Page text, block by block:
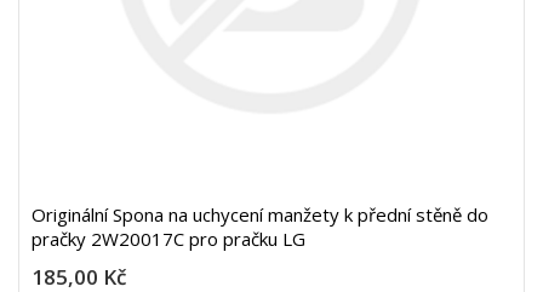
Originální Spona na uchycení manžety k přední stěně do
pračky 2W20017C pro pračku LG
185,00 Kč